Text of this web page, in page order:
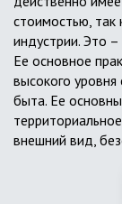
стоимостью, так
индустрии. Это –
Ее основное
высокого уровня
быта. Ее
внешний вид,